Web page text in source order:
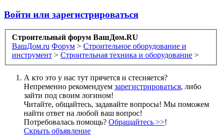
Войти или зарегистрироваться
Строительный форум ВашДом.RU
ВашДом.ru Форум > Строительное оборудование и
инструмент > Строительная техника и оборудование >
А кто это у нас тут прячется и стесняется?
Непременно рекомендуем зарегистрироваться, либо
зайти под своим логином!
Читайте, общайтесь, задавайте вопросы! Мы поможем
найти ответ на любой ваш вопрос!
Потребовалась помощь? Обращайтесь >>!
Скрыть объявление